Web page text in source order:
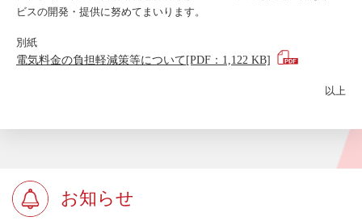
ビスの開発・提供に努めてまいります。
別紙
電気料金の負担軽減策等について[PDF：1,122 KB]
以上
お知らせ